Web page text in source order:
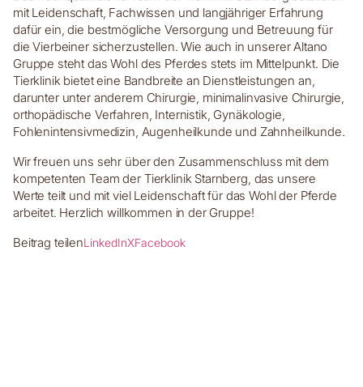
mit Leidenschaft, Fachwissen und langjähriger Erfahrung
dafür ein, die bestmögliche Versorgung und Betreuung für
die Vierbeiner sicherzustellen. Wie auch in unserer Altano
Gruppe steht das Wohl des Pferdes stets im Mittelpunkt. Die
Tierklinik bietet eine Bandbreite an Dienstleistungen an,
darunter unter anderem Chirurgie, minimalinvasive Chirurgie,
orthopädische Verfahren, Internistik, Gynäkologie,
Fohlenintensivmedizin, Augenheilkunde und Zahnheilkunde.
Wir freuen uns sehr über den Zusammenschluss mit dem
kompetenten Team der Tierklinik Starnberg, das unsere
Werte teilt und mit viel Leidenschaft für das Wohl der Pferde
arbeitet. Herzlich willkommen in der Gruppe!
Beitrag teilenLinkedInXFacebook